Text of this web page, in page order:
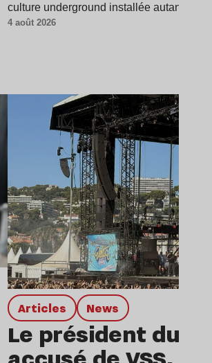
culture underground installée autant
4 août 2026
Articles news
Le président du
Lire l’article